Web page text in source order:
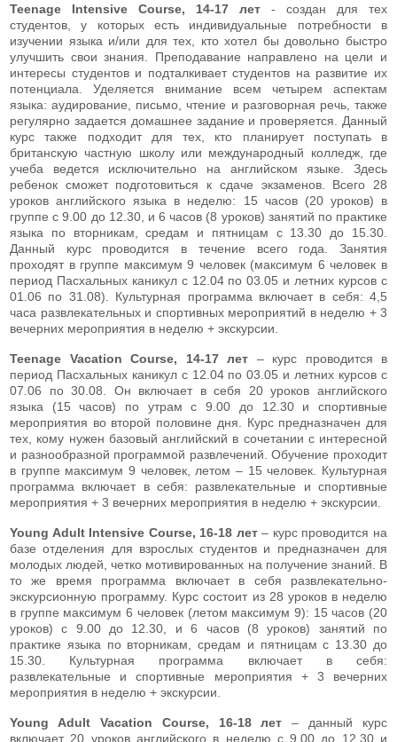
Teenage Intensive Course, 14-17 лет - создан для тех
студентов, у которых есть индивидуальные потребности в
изучении языка и/или для тех, кто хотел бы довольно быстро
улучшить свои знания. Преподавание направлено на цели и
интересы студентов и подталкивает студентов на развитие их
потенциала. Уделяется внимание всем четырем аспектам
языка: аудирование, письмо, чтение и разговорная речь, также
регулярно задается домашнее задание и проверяется. Данный
курс также подходит для тех, кто планирует поступать в
британскую частную школу или международный колледж, где
учеба ведется исключительно на английском языке. Здесь
ребенок сможет подготовиться к сдаче экзаменов. Всего 28
уроков английского языка в неделю: 15 часов (20 уроков) в
группе с 9.00 до 12.30, и 6 часов (8 уроков) занятий по практике
языка по вторникам, средам и пятницам с 13.30 до 15.30.
Данный курс проводится в течение всего года. Занятия
проходят в группе максимум 9 человек (максимум 6 человек в
период Пасхальных каникул с 12.04 по 03.05 и летних курсов с
01.06 по 31.08). Культурная программа включает в себя: 4,5
часа развлекательных и спортивных мероприятий в неделю + 3
вечерних мероприятия в неделю + экскурсии.
Teenage Vacation Course, 14-17 лет – курс проводится в
период Пасхальных каникул с 12.04 по 03.05 и летних курсов с
07.06 по 30.08. Он включает в себя 20 уроков английского
языка (15 часов) по утрам с 9.00 до 12.30 и спортивные
мероприятия во второй половине дня. Курс предназначен для
тех, кому нужен базовый английский в сочетании с интересной
и разнообразной программой развлечений. Обучение проходит
в группе максимум 9 человек, летом – 15 человек. Культурная
программа включает в себя: развлекательные и спортивные
мероприятия + 3 вечерних мероприятия в неделю + экскурсии.
Young Adult Intensive Course, 16-18 лет– курс проводится на
базе отделения для взрослых студентов и предназначен для
молодых людей, четко мотивированных на получение знаний. В
то же время программа включает в себя развлекательно-
экскурсионную программу. Курс состоит из 28 уроков в неделю
в группе максимум 6 человек (летом максимум 9): 15 часов (20
уроков) с 9.00 до 12.30, и 6 часов (8 уроков) занятий по
практике языка по вторникам, средам и пятницам с 13.30 до
15.30. Культурная программа включает в себя:
развлекательные и спортивные мероприятия + 3 вечерних
мероприятия в неделю + экскурсии.
Young Adult Vacation Course, 16-18 лет– данный курс
включает 20 уроков английского в неделю с 9.00 до 12.30 и